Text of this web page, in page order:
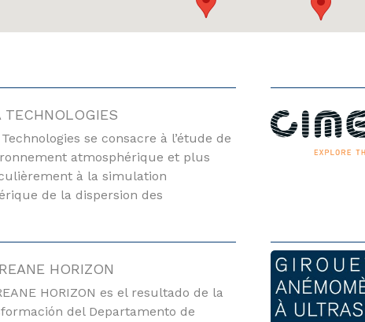
TECHNOLOGIES
Technologies se consacre à l’étude de
atmosphérique et plus
à la simulation
de la dispersion des
HORIZON
HORIZON es el resultado de la
del Departamento de